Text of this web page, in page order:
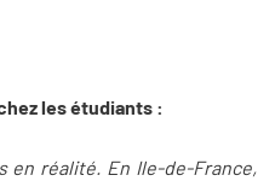
les étudiants :
en réalité. En Ile-de-France,